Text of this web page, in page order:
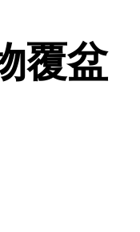
覆盆